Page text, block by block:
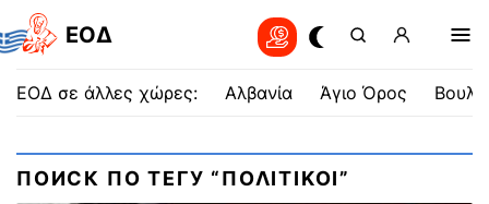
EOΔ
ΕΟΔ σε άλλες χώρες: Αλβανία Άγιο Όρος
ПОИСК ПО ТЕГУ “ΠΟΛΙΤΙΚΟΙ”